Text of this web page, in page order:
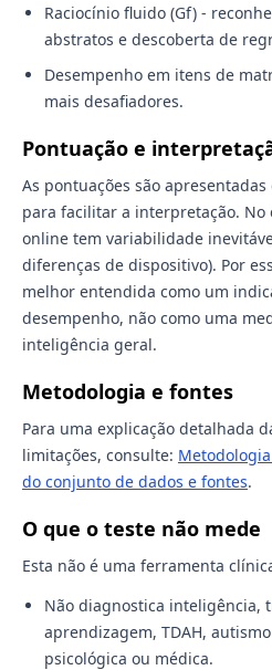
Raciocínio fluido (Gf) -
abstratos e descoberta de
Desempenho em itens de
mais desafiadores.
Pontuação e
As pontuações são
para facilitar a interpretação.
online tem variabilidade
diferenças de dispositivo). Por
melhor entendida como um
desempenho, não como uma
inteligência geral.
Metodologia e fontes
Para uma explicação detalhada
limitações, consulte:
do conjunto de dados e fontes.
O que o teste não mede
Esta não é uma ferramenta
Não diagnostica inteligência,
aprendizagem, TDAH,
psicológica ou médica.